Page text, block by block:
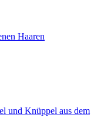
Haaren
und Knüppel aus dem